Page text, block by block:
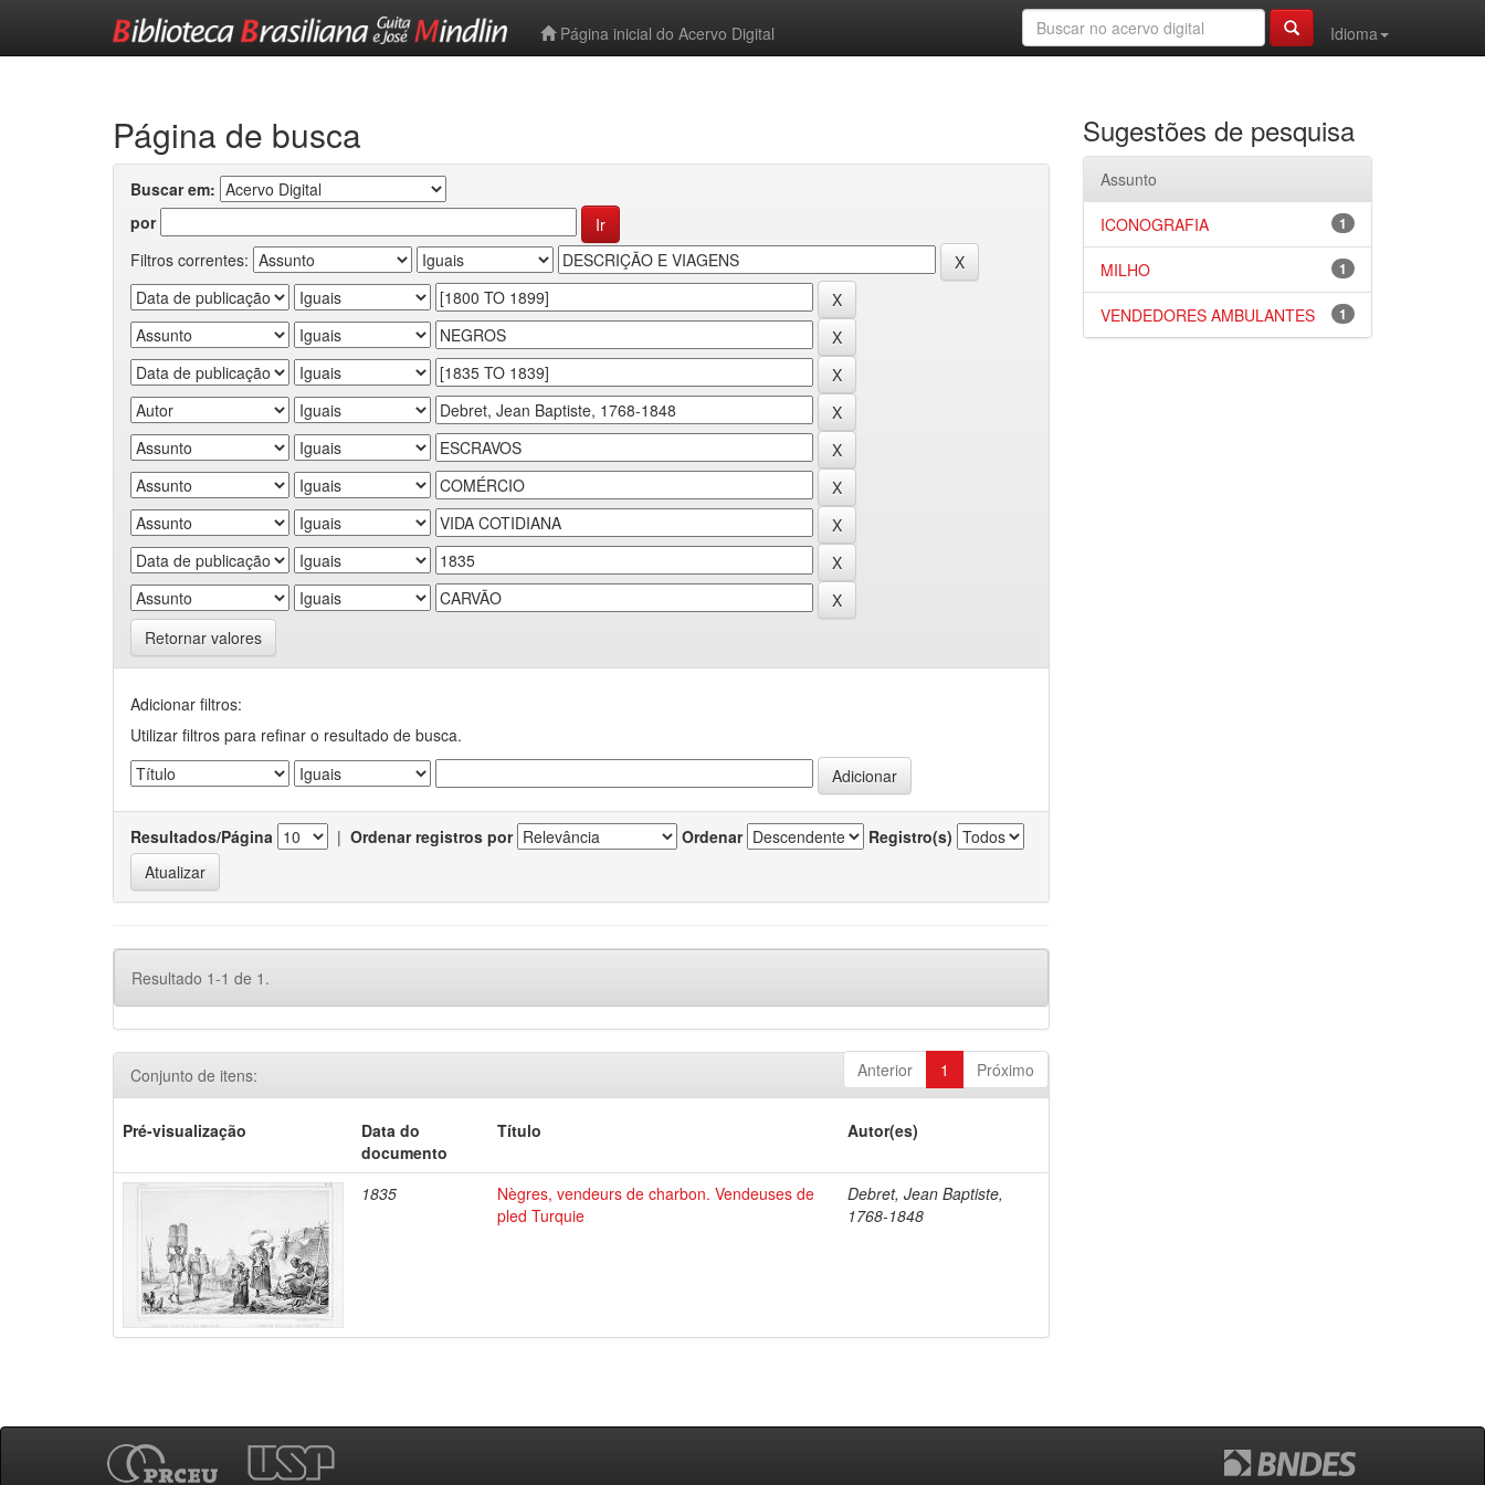
Página inicial do Acervo Digital
Idioma
Página de busca
Buscar em:
por
Filtros correntes:
Retornar valores
Adicionar filtros:
Utilizar filtros para refinar o resultado de busca.
Resultados/Página | Ordenar registros por Ordenar Registro(s)
Resultado 1-1 de 1.
Anterior 1 Próximo
Conjunto de itens:
Pré-visualização
Data do
documento
Título Autor(es)
1835
Nègres, vendeurs de charbon. Vendeuses de
pled Turquie
Debret, Jean Baptiste,
1768-1848
Sugestões de pesquisa
Assunto
1
ICONOGRAFIA
1
MILHO
1
VENDEDORES AMBULANTES